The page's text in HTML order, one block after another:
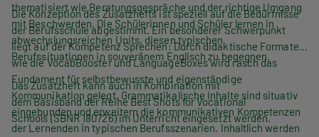
thematisiert wie Beratungsgespräche und der richtige Umgang
mit Beschwerden. Die Schülerinnen und Schüler lernen in
abwechslungsreichen Units, diesen typischen
Berufssituationen in souveränem Englisch zu begegnen.
Die Konzeption des Zusatzhefts ist speziell auf die Bedürfnisse
der Berufsschule abgestimmt. Ein besonderer Schwerpunkt
liegt auf der KompetenzSprechen: Durch didaktische Formate
wie dieVocabBoosterundLanguageBoxeswird rasch das
Fundament für selbstbewusste und eigenständige
Kommunikation gelegt. Grammatikalische Inhalte sind situativ
eingebunden und erweitern die kommunikativen Kompetenzen
der Lernenden in typischen Berufsszenarien. Inhaltlich werden
Das Zusatzheft kann auch in Kombination mit
demBasisbandder ReiheBest Shots for Vocational
Schools(SBNR 180726) im Unterricht eingesetzt werden.